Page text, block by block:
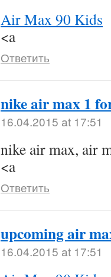
Air Max 90 Kids
<a
Ответить
nike air max 1
16.04.2015 at 17:51
nike air max, air
<a
Ответить
upcoming air
16.04.2015 at 17:51